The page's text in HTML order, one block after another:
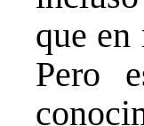
que en
Pero